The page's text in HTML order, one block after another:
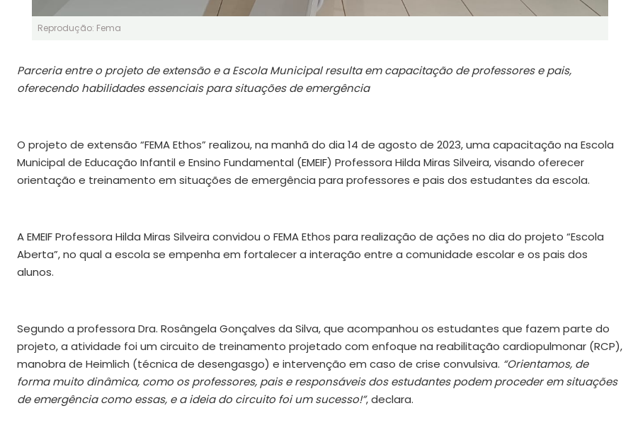
Reprodução: Fema
Parceria entre o projeto de extensão e a Escola Municipal resulta em capacitação de professores e pais,
oferecendo habilidades essenciais para situações de emergência
O projeto de extensão “FEMA Ethos” realizou, na manhã do dia 14 de agosto de 2023, uma capacitação na Escola
Municipal de Educação Infantil e Ensino Fundamental (EMEIF) Professora Hilda Miras Silveira, visando oferecer
orientação e treinamento em situações de emergência para professores e pais dos estudantes da escola.
A EMEIF Professora Hilda Miras Silveira convidou o FEMA Ethos para realização de ações no dia do projeto “Escola
Aberta”, no qual a escola se empenha em fortalecer a interação entre a comunidade escolar e os pais dos
alunos.
Segundo a professora Dra. Rosângela Gonçalves da Silva, que acompanhou os estudantes que fazem parte do
projeto, a atividade foi um circuito de treinamento projetado com enfoque na reabilitação cardiopulmonar (RCP),
manobra de Heimlich (técnica de desengasgo) e intervenção em caso de crise convulsiva. “Orientamos, de
forma muito dinâmica, como os professores, pais e responsáveis dos estudantes podem proceder em situações
de emergência como essas, e a ideia do circuito foi um sucesso!”, declara.